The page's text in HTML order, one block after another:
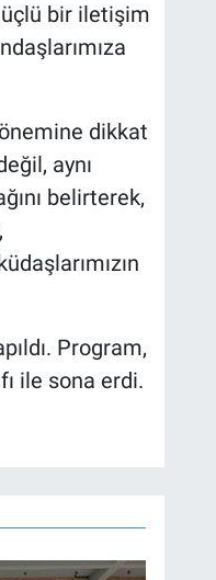
bir iletişim
dikkat
aynı
belirterek,
Program,
ile sona erdi.